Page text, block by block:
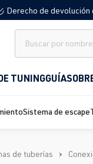
Derecho de devolución
TUNINGGUÍA
Sistema de escape
de tuberías